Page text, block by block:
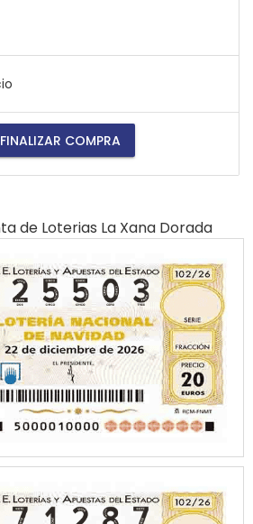
FINALIZAR COMPRA
de Loterias La Xana Dorada